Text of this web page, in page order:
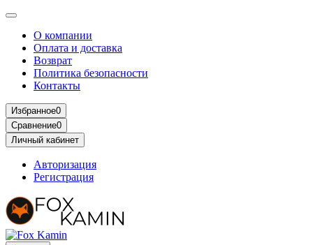
О компании
Оплата и доставка
Возврат
Политика безопасности
Контакты
Избранное0
Сравнение0
Личный кабинет
Авторизация
Регистрация